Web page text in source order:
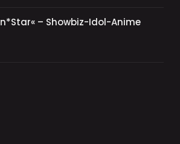
– Showbiz-Idol-Anime